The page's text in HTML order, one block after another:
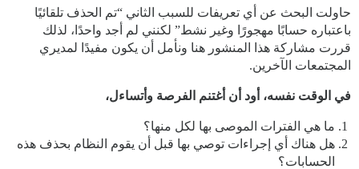
حاولت البحث عن أي تعريفات للسبب الثاني “تم الحذف تلقائيًا
باعتباره حسابًا مهجورًا وغير نشط” لكنني لم أجد واحدًا، لذلك
قررت مشاركة هذا المنشور هنا ونأمل أن يكون مفيدًا لمديري
المجتمعات الآخرين.
في الوقت نفسه، أود أن أغتنم الفرصة وأتساءل،
ما هي الفترات الموصى بها لكل منها؟
هل هناك أي إجراءات توصي بها قبل أن يقوم النظام بحذف هذه
الحسابات؟